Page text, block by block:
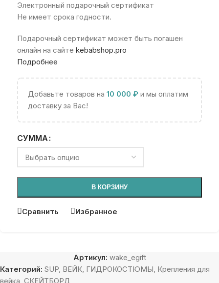
Электронный подарочный сертификат
Не имеет срока годности.
Подарочный сертификат может быть погашен
онлайн на сайте kebabshop.pro
Подробнее
Добавьте товаров на 10 000 ₽ и мы оплатим
доставку за Вас!
СУММА
В КОРЗИНУ
Сравнить Избранное
Артикул: wake_egift
Категорий: SUP, ВЕЙК, ГИДРОКОСТЮМЫ, Крепления для
вейка, СКЕЙТБОРД